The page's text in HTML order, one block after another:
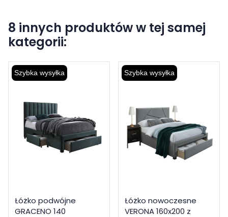
8 innych produktów w tej samej
kategorii:
Szybka wysyłka
Łóżko podwójne
GRACENO 140
Szybka wysyłka
Łóżko nowoczesne
VERONA 160x200 z